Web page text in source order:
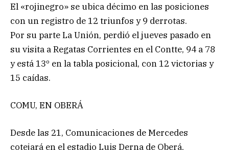
El «rojinegro» se ubica décimo en las posiciones
con un registro de 12 triunfos y 9 derrotas.
Por su parte La Unión, perdió el jueves pasado en
su visita a Regatas Corrientes en el Contte, 94 a 78
y está 13º en la tabla posicional, con 12 victorias y
15 caídas.
COMU, EN OBERÁ
Desde las 21, Comunicaciones de Mercedes
cotejará en el estadio Luis Derna de Oberá,